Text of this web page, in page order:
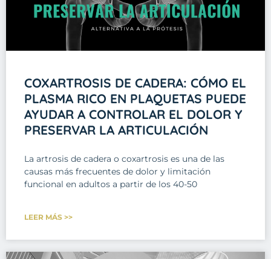
COXARTROSIS DE CADERA: CÓMO EL
PLASMA RICO EN PLAQUETAS PUEDE
AYUDAR A CONTROLAR EL DOLOR Y
PRESERVAR LA ARTICULACIÓN
La artrosis de cadera o coxartrosis es una de las
causas más frecuentes de dolor y limitación
funcional en adultos a partir de los 40-50
LEER MÁS >>